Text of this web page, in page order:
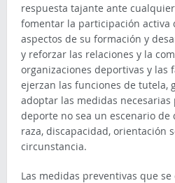
respuesta tajante ante
fomentar la participación activa
aspectos de su formación y
y reforzar las relaciones y la
organizaciones deportivas y las
ejerzan las funciones de tutela,
adoptar las medidas
deporte no sea un escenario
raza, discapacidad, orientación
circunstancia.
Las medidas preventivas que